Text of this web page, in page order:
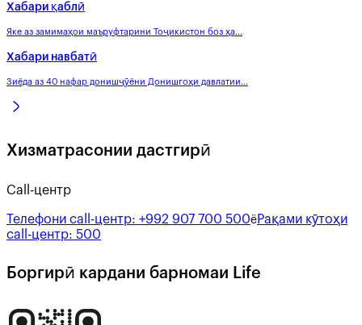
Хабари қаблӣ
Яке аз замимаҳои маъруфтарини Тоҷикистон боз ҳа...
Хабари навбатӣ
Зиёда аз 40 нафар донишҷӯёни Донишгоҳи давлатии...
Хизматрасонии дастгирӣ
Call-центр
Телефони call-центр: +992 907 700 500ёРақами кӯтоҳи
call-центр: 500
Боргирӣ кардани барномаи Life